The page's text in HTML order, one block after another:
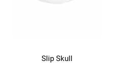
Slip Skull